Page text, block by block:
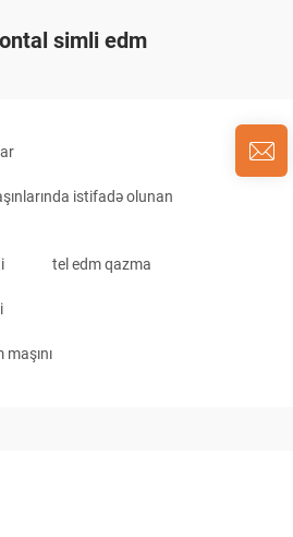
simli edm
istifadə olunan
tel edm qazma